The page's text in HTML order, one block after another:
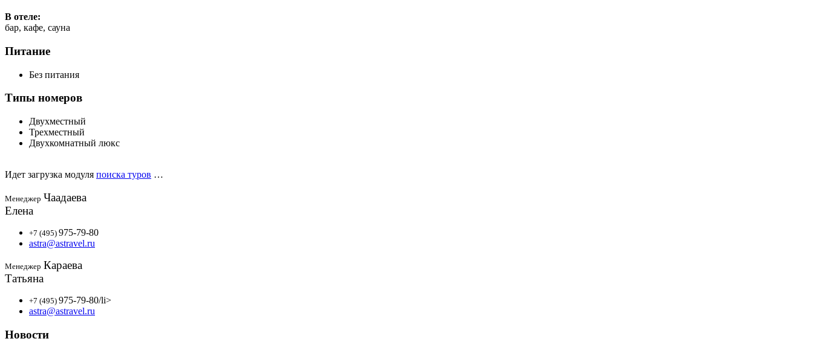
В отеле:
бар, кафе, сауна
Питание
Без питания
Типы номеров
Двухместный
Трехместный
Двухкомнатный люкс
Идет загрузка модуля поиска туров …
Менеджер Чаадаева
Елена
+7 (495) 975-79-80
astra@astravel.ru
Менеджер Караева
Татьяна
+7 (495) 975-79-80/li>
astra@astravel.ru
Новости